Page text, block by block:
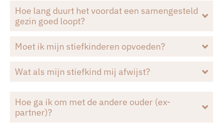
Hoe lang duurt het voordat een samengesteld
gezin goed loopt?
Moet ik mijn stiefkinderen opvoeden?
Wat als mijn stiefkind mij afwijst?
Hoe ga ik om met de andere ouder (ex-
partner)?